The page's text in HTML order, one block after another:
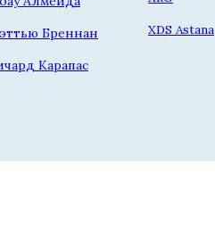
Бреннан
Карапас
XDS Astana